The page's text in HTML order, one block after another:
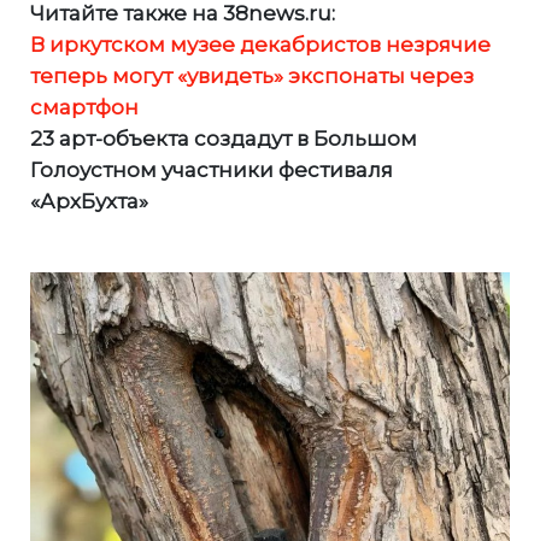
Читайте также на 38news.ru:
В иркутском музее декабристов незрячие
теперь могут «увидеть» экспонаты через
смартфон
23 арт-объекта создадут в Большом
Голоустном участники фестиваля
«АрхБухта»